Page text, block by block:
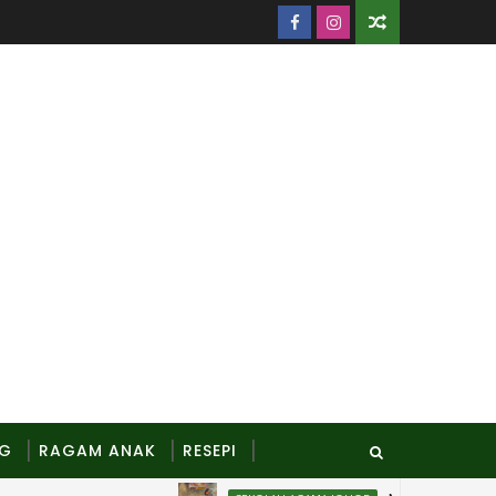
RAGAM ANAK RESEPI